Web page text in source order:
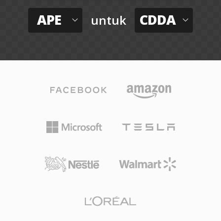
APE untuk CDDA